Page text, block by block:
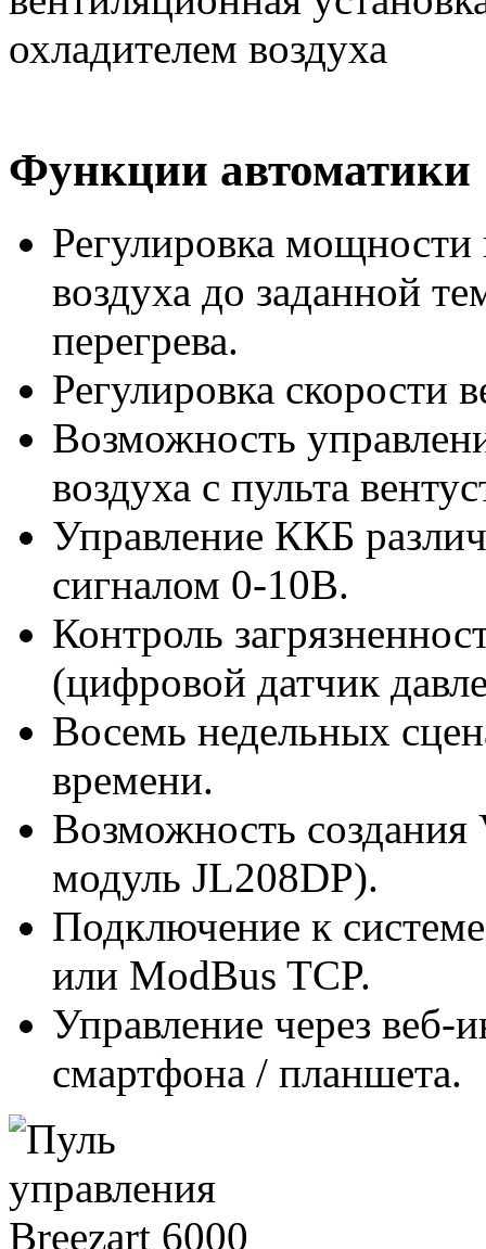
Функции автоматики
Регулировка мощности
воздуха до заданной
перегрева.
Регулировка скорости
Возможность
воздуха с пульта
Управление ККБ
сигналом 0-10В.
Контроль
(цифровой датчик
Восемь недельных
времени.
Возможность создания
модуль JL208DP).
Подключение к
или ModBus TCP.
Управление через веб-
смартфона / планшета.